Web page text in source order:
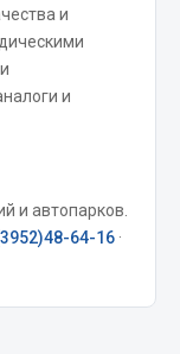
и
и
и автопарков.
64-16 ·